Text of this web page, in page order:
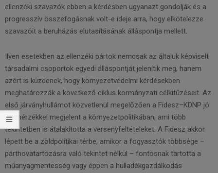
ellenzéki szavazók ebben a kérdésben ugyanazt gondolják és a
progresszív összefogásnak volt-e ideje arra, hogy elkötelezze
szavazóit a beruházás elutasításának álláspontja mellett.
Ilyen esetekben az ellenzéki pártok nemcsak az általuk képviselt
társadalmi csoportok egyedi álláspontját jelenítik meg, hanem
azért is küzdenek, hogy környezetvédelmi kérdésekben
meghatározzák a következő ciklus kormányzati célkitűzéseit. Az
első járványhullámot közvetlenül megelőzően a Fidesz–KDNP jó
ütemérzékkel megjelent a környezetpolitikában, ami több
tekintetben is átalakította a versenyfeltételeket. A Fidesz akkor
lépett be a zöldpolitikai térbe, amikor a fogyasztók többsége –
párthovatartozásra való tekintet nélkül – fontosnak tartotta a
műanyagmentesség vagy éppen a hulladékgazdálkodás